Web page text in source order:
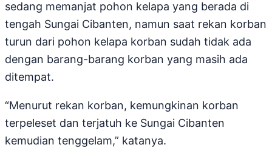
sedang memanjat pohon kelapa yang berada di
tengah Sungai Cibanten, namun saat rekan korban
turun dari pohon kelapa korban sudah tidak ada
dengan barang-barang korban yang masih ada
ditempat.
“Menurut rekan korban, kemungkinan korban
terpeleset dan terjatuh ke Sungai Cibanten
kemudian tenggelam,” katanya.